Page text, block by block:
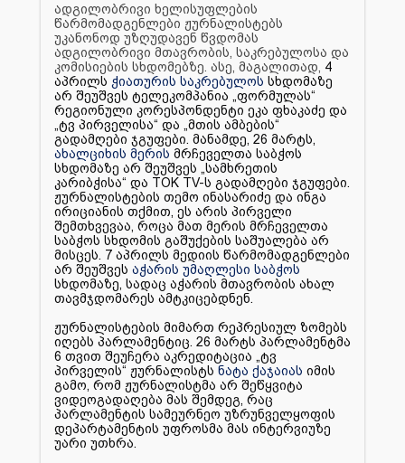
ადგილობრივი ხელისუფლების
წარმომადგენლები ჟურნალისტებს
უკანონოდ უზღუდავენ წვდომას
ადგილობრივი მთავრობის, საკრებულოსა და
კომისიების სხდომებზე. ასე, მაგალითად, 4
აპრილს ჭიათურის საკრებულოს სხდომაზე
არ შეუშვეს ტელეკომპანია „ფორმულას“
რეგიონული კორესპონდენტი ეკა ფხაკაძე და
„ტვ პირველისა“ და „მთის ამბების“
გადამღები ჯგუფები. მანამდე, 26 მარტს,
ახალციხის მერის მრჩეველთა საბჭოს
სხდომაზე არ შეუშვეს „სამხრეთის
კარიბჭისა“ და TOK TV-ს გადამღები ჯგუფები.
ჟურნალისტების თემო ინასარიძე და ინგა
ირიციანის თქმით, ეს არის პირველი
შემთხვევაა, როცა მათ მერის მრჩეველთა
საბჭოს სხდომის გაშუქების საშუალება არ
მისცეს. 7 აპრილს მედიის წარმომადგენლები
არ შეუშვეს აჭარის უმაღლესი საბჭოს
სხდომაზე, სადაც აჭარის მთავრობის ახალ
თავმჯდომარეს ამტკიცებდნენ.
ჟურნალისტების მიმართ რეპრესიულ ზომებს
იღებს პარლამენტიც. 26 მარტს პარლამენტმა
6 თვით შეუჩერა აკრედიტაცია „ტვ
პირველის“ ჟურნალისტს ნატა ქაჯაიას იმის
გამო, რომ ჟურნალისტმა არ შეწყვიტა
ვიდეოგადაღება მას შემდეგ, რაც
პარლამენტის სამეურნეო უზრუნველყოფის
დეპარტამენტის უფროსმა მას ინტერვიუზე
უარი უთხრა.